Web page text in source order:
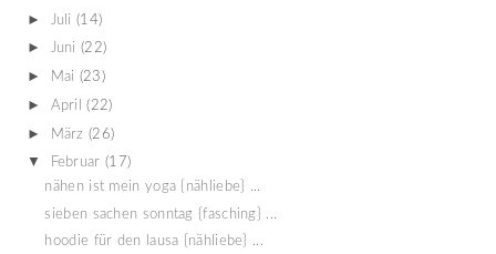
► Juli (14)
► Juni (22)
► Mai (23)
► April (22)
► März (26)
▼ Februar (17)
nähen ist mein yoga {nähliebe} ...
sieben sachen sonntag {fasching} ...
hoodie für den lausa {nähliebe} ...